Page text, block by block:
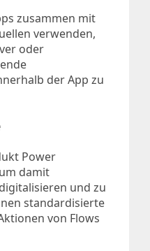
zusammen mit
verwenden,
oder
der App zu
Power
damit
und zu
standardisierte
von Flows